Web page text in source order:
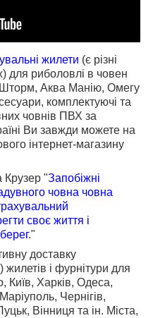
жилети (є різні
для риболовлі в човен
Шторм, Аква Манію, Омегу
комплектуючі та
човнів ПВХ за
Ви завжди можете на
інтернет-магазину
Крузер "Запобіжні
човна човна
своє життя і
берег."
доставку
і фурнітури для
Київ, Харків, Одеса,
Чернігів,
Вінниця та ін. Міста,